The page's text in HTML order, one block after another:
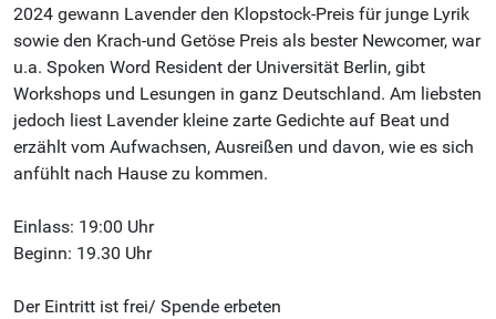
2024 gewann Lavender den Klopstock-Preis für junge Lyrik
sowie den Krach-und Getöse Preis als bester Newcomer, war
u.a. Spoken Word Resident der Universität Berlin, gibt
Workshops und Lesungen in ganz Deutschland. Am liebsten
jedoch liest Lavender kleine zarte Gedichte auf Beat und
erzählt vom Aufwachsen, Ausreißen und davon, wie es sich
anfühlt nach Hause zu kommen.
Einlass: 19:00 Uhr
Beginn: 19.30 Uhr
Der Eintritt ist frei/ Spende erbeten